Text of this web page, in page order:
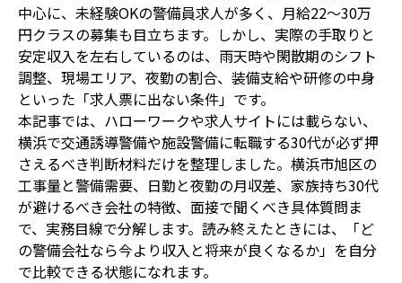
中心に、未経験OKの警備員求人が多く、月給22〜30万
円クラスの募集も目立ちます。しかし、実際の手取りと
安定収入を左右しているのは、雨天時や閑散期のシフト
調整、現場エリア、夜勤の割合、装備支給や研修の中身
といった「求人票に出ない条件」です。
本記事では、ハローワークや求人サイトには載らない、
横浜で交通誘導警備や施設警備に転職する30代が必ず押
さえるべき判断材料だけを整理しました。横浜市旭区の
工事量と警備需要、日勤と夜勤の月収差、家族持ち30代
が避けるべき会社の特徴、面接で聞くべき具体質問ま
で、実務目線で分解します。読み終えたときには、「ど
の警備会社なら今より収入と将来が良くなるか」を自分
で比較できる状態になれます。